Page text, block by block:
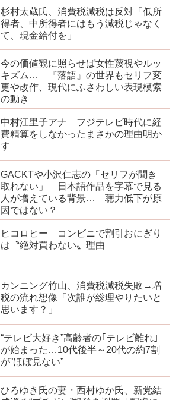
杉村太蔵氏、消費税減税は反対「低所
得者、中所得者にはもう減税じゃなく
て、現金給付を」
今の価値観に照らせば女性蔑視やルッ
キズム… 『落語』の世界もセリフ変
更や改作、現代にふさわしい表現模索
の動き
中村江里子アナ フジテレビ時代に経
費精算をしなかったまさかの理由明か
す
GACKTや小沢仁志の「セリフが聞き
取れない」 日本語作品を字幕で見る
人が増えている背景… 聴力低下が原
因ではない？
ヒコロヒー コンビニで割引おにぎり
は〝絶対買わない〟理由
カンニング竹山、消費税減税失敗→増
税の流れ想像「次誰が総理やりたいと
思います？」
“テレビ大好き”高齢者の｢テレビ離れ｣
が始まった…10代後半～20代の約7割
が”ほぼ見ない”
ひろゆき氏の妻・西村ゆか氏、新党結